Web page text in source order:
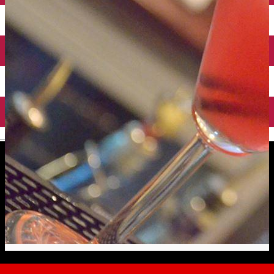
English